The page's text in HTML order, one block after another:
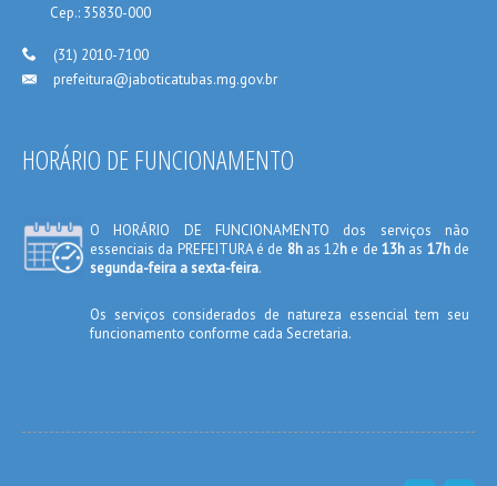
Cep.: 35830-000
(31) 2010-7100
prefeitura@jaboticatubas.mg.gov.br
HORÁRIO DE FUNCIONAMENTO
O HORÁRIO DE FUNCIONAMENTO dos serviços não
essenciais da PREFEITURA é de 8has 12h e de 13h as 17hde
segunda-feira a sexta-feira.
Os serviços considerados de natureza essencial tem seu
funcionamento conforme cada Secretaria.